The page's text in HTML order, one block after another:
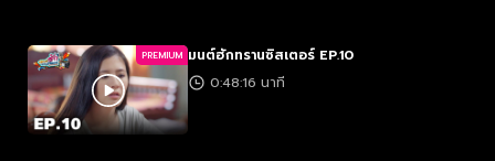
PREMIUM มนต์ฮักทรานซิสเตอร์ EP.10
0:48:16 นาที